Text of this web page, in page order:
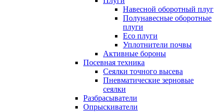
Навесной оборотный плуг
Полунавесные оборотные
плуги
Eco плуги
Уплотнители почвы
Активные бороны
Посевная техника
Сеялки точного высева
Пневматические зерновые
сеялки
Разбрасыватели
Опрыскиватели